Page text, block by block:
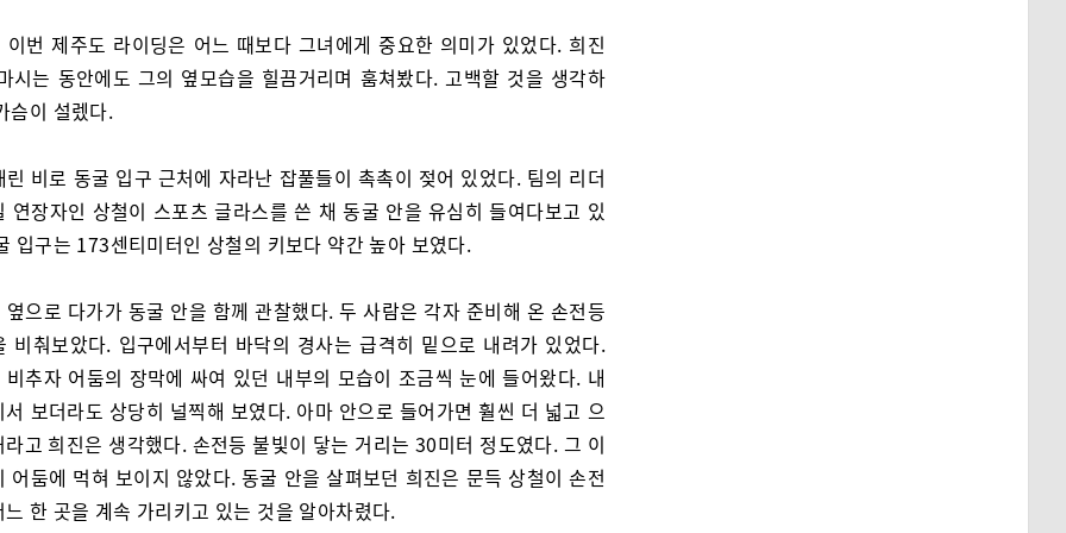
이번 제주도 라이딩은 어느 때보다 그녀에게 중요한 의미가 있었다. 희진
시는 동안에도 그의 옆모습을 힐끔거리며 훔쳐봤다. 고백할 것을 생각하
슴이 설렜다.
린 비로 동굴 입구 근처에 자라난 잡풀들이 촉촉이 젖어 있었다. 팀의 리더
연장자인 상철이 스포츠 글라스를 쓴 채 동굴 안을 유심히 들여다보고 있
입구는 173센티미터인 상철의 키보다 약간 높아 보였다.
옆으로 다가가 동굴 안을 함께 관찰했다. 두 사람은 각자 준비해 온 손전등
비춰보았다. 입구에서부터 바닥의 경사는 급격히 밑으로 내려가 있었다.
비추자 어둠의 장막에 싸여 있던 내부의 모습이 조금씩 눈에 들어왔다. 내
보더라도 상당히 널찍해 보였다. 아마 안으로 들어가면 훨씬 더 넓고 으
고 희진은 생각했다. 손전등 불빛이 닿는 거리는 30미터 정도였다. 그 이
어둠에 먹혀 보이지 않았다. 동굴 안을 살펴보던 희진은 문득 상철이 손전
한 곳을 계속 가리키고 있는 것을 알아차렸다.